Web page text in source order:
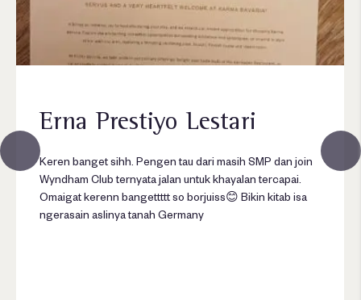
Erna Prestiyo Lestari
Keren banget sihh. Pengen tau dari masih SMP dan join
Wyndham Club ternyata jalan untuk khayalan tercapai.
Omaigat kerenn bangettttt so borjuiss😊 Bikin kitab isa
ngerasain aslinya tanah Germany